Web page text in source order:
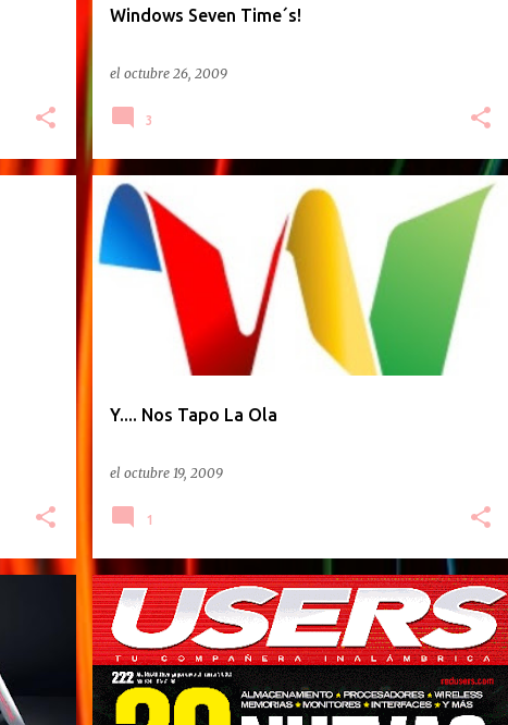
Windows Seven Time´s!
el octubre 26, 2009
3
Y.... Nos Tapo La Ola
el octubre 19, 2009
1
REVISTAS